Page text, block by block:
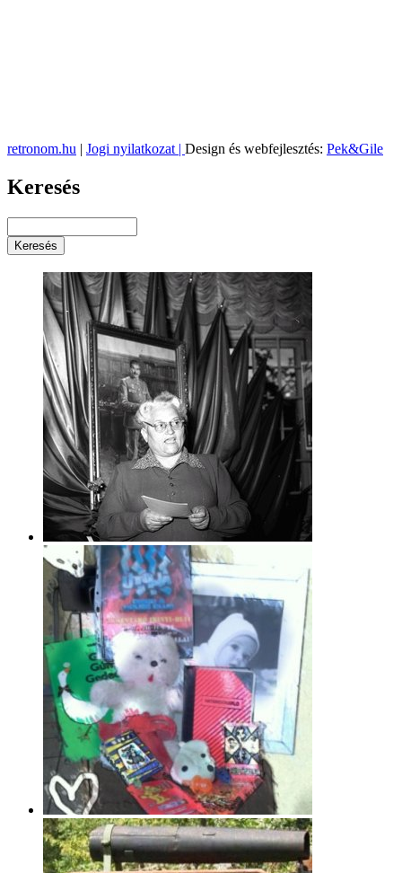
retronom.hu | Jogi nyilatkozat | Design és webfejlesztés: Pek&Gile
Keresés